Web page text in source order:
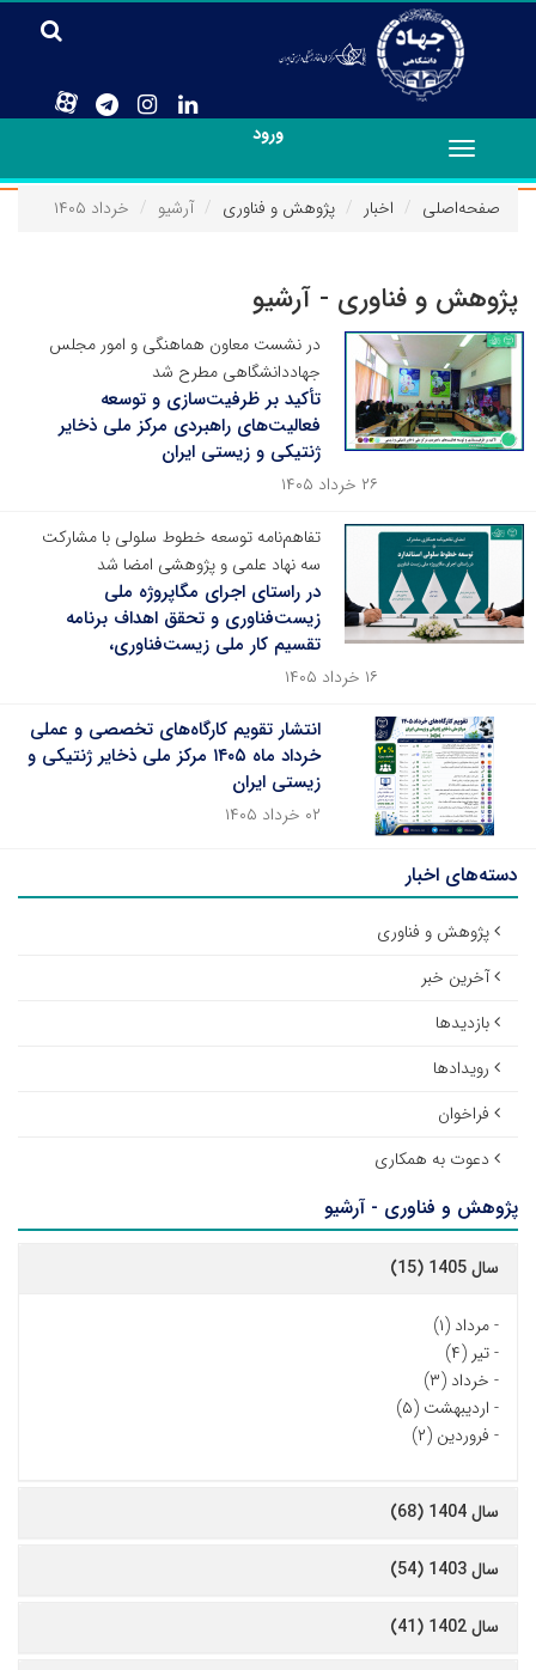
ورود
Toggle
navigation
صفحه‌اصلی
اخبار پژوهش و فناوری آرشیو خرداد ۱۴۰۵
پژوهش و فناوری - آرشیو
در نشست معاون هماهنگی و امور مجلس
جهاددانشگاهی مطرح شد
تأکید بر ظرفیت‌سازی و توسعه
فعالیت‌های راهبردی مرکز ملی ذخایر
ژنتیکی و زیستی ایران
۲۶ خرداد ۱۴۰۵
تفاهم‌نامه توسعه خطوط سلولی با مشارکت
سه نهاد علمی و پژوهشی امضا شد
در راستای اجرای مگاپروژه ملی
زیست‌فناوری و تحقق اهداف برنامه
تقسیم کار ملی زیست‌فناوری،
۱۶ خرداد ۱۴۰۵
انتشار تقویم کارگاه‌های تخصصی و عملی
خرداد ماه ۱۴۰۵ مرکز ملی ذخایر ژنتیکی و
زیستی ایران
۰۲ خرداد ۱۴۰۵
دسته‌های اخبار
پژوهش و فناوری
آخرین خبر
بازدیدها
رویدادها
فراخوان
دعوت به همکاری
پژوهش و فناوری - آرشیو
سال 1405 (15)
-مرداد (۱)
-تیر (۴)
- خرداد (۳)
- اردیبهشت (۵)
- فروردین (۲)
سال 1404 (68)
سال 1403 (54)
سال 1402 (41)